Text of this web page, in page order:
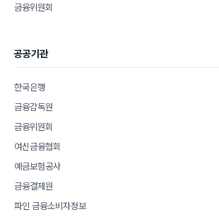
금융위원회
공공기관
한국은행
금융감독원
금융위원회
여신금융협회
예금보험공사
금융결제원
파인 금융소비자정보